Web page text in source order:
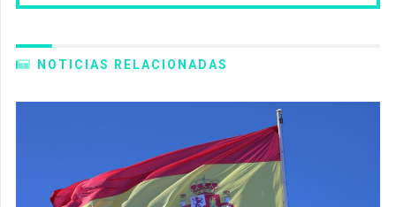
NOTICIAS RELACIONADAS